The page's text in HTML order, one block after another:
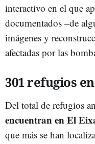
interactivo en el que
documentados –de
imágenes y
afectadas por las
301 refugios
Del total de refugios
encuentran en El
que más se han